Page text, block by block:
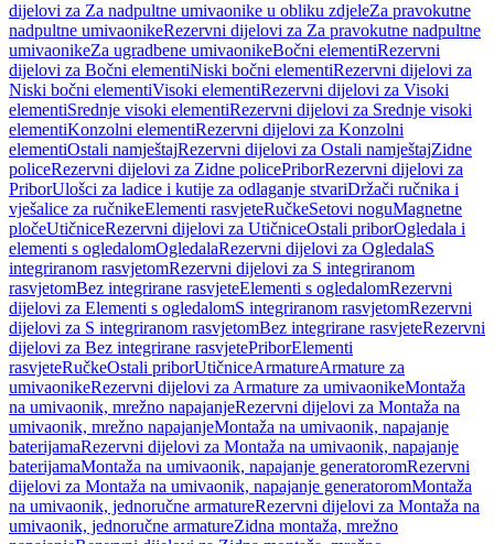
dijelovi za Za nadpultne umivaonike u obliku zdjeleZa pravokutne
nadpultne umivaonikeRezervni dijelovi za Za pravokutne nadpultne
umivaonikeZa ugradbene umivaonikeBočni elementiRezervni
dijelovi za Bočni elementiNiski bočni elementiRezervni dijelovi za
Niski bočni elementiVisoki elementiRezervni dijelovi za Visoki
elementiSrednje visoki elementiRezervni dijelovi za Srednje visoki
elementiKonzolni elementiRezervni dijelovi za Konzolni
elementiOstali namještajRezervni dijelovi za Ostali namještajZidne
policeRezervni dijelovi za Zidne policePriborRezervni dijelovi za
PriborUlošci za ladice i kutije za odlaganje stvariDržači ručnika i
vješalice za ručnikeElementi rasvjeteRučkeSetovi noguMagnetne
pločeUtičniceRezervni dijelovi za UtičniceOstali priborOgledala i
elementi s ogledalomOgledalaRezervni dijelovi za OgledalaS
integriranom rasvjetomRezervni dijelovi za S integriranom
rasvjetomBez integrirane rasvjeteElementi s ogledalomRezervni
dijelovi za Elementi s ogledalomS integriranom rasvjetomRezervni
dijelovi za S integriranom rasvjetomBez integrirane rasvjeteRezervni
dijelovi za Bez integrirane rasvjetePriborElementi
rasvjeteRučkeOstali priborUtičniceArmatureArmature za
umivaonikeRezervni dijelovi za Armature za umivaonikeMontaža
na umivaonik, mrežno napajanjeRezervni dijelovi za Montaža na
umivaonik, mrežno napajanjeMontaža na umivaonik, napajanje
baterijamaRezervni dijelovi za Montaža na umivaonik, napajanje
baterijamaMontaža na umivaonik, napajanje generatoromRezervni
dijelovi za Montaža na umivaonik, napajanje generatoromMontaža
na umivaonik, jednoručne armatureRezervni dijelovi za Montaža na
umivaonik, jednoručne armatureZidna montaža, mrežno